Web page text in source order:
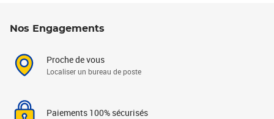
Nos Engagements
Proche de vous
Localiser un bureau de poste
Paiements 100% sécurisés